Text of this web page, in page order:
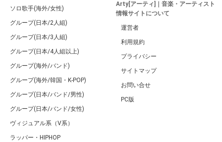
ソロ歌手(海外/女性)
グループ(日本/2人組)
グループ(日本/3人組)
グループ(日本/4人組以上)
グループ(海外/バンド)
グループ(海外/韓国・K-POP)
グループ(日本/バンド/男性)
グループ(日本/バンド/女性)
ヴィジュアル系（V系）
ラッパー・HIPHOP
Arty[アーティ]｜音楽・アーティスト
情報サイトについて
運営者
利用規約
プライバシー
サイトマップ
お問い合せ
PC版